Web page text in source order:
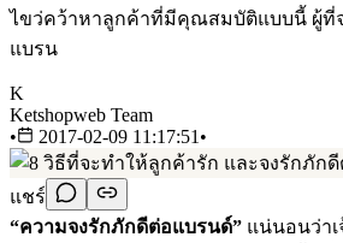
ไขว่คว้าหาลูกค้าที่มีคุณสมบัติแบบนี้ ผู้ที่
แบรน
K
Ketshopweb Team
•
2017-02-09 11:17:51 •
แชร์
“ความจงรักภักดีต่อแบรนด์” แน่นอนว่า